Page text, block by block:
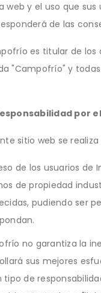
web y el uso que
de las
es titular de
"Campofrío" y
por
sitio web se
de los usuarios
de propiedad
pudiendo ser
no garantiza la
sus mejores
tipo de